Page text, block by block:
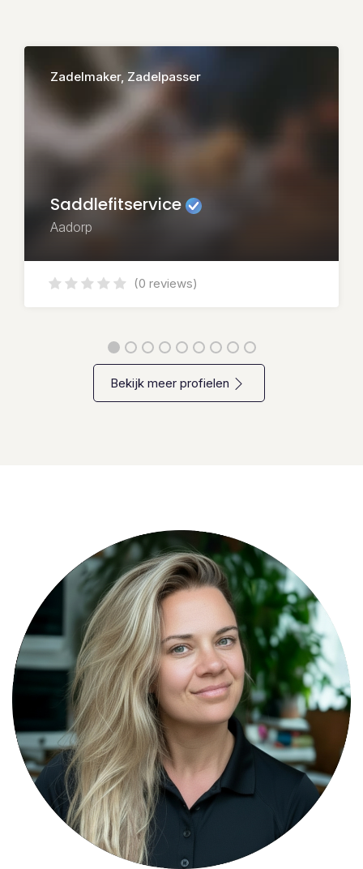
Zadelmaker, Zadelpasser
Saddlefitservice
Aadorp
(0 reviews)
Bekijk meer profielen